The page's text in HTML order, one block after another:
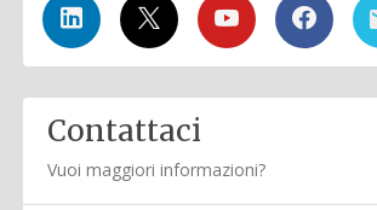
Contattaci
Vuoi maggiori informazioni?